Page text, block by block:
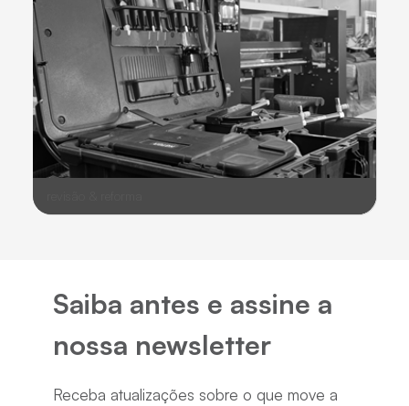
Saiba antes e assine a
nossa newsletter
Receba atualizações sobre o que move a